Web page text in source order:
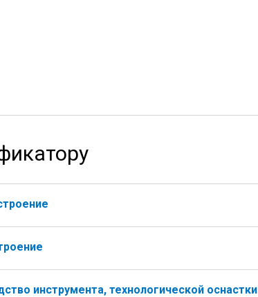
инструмента, технологической оснастки